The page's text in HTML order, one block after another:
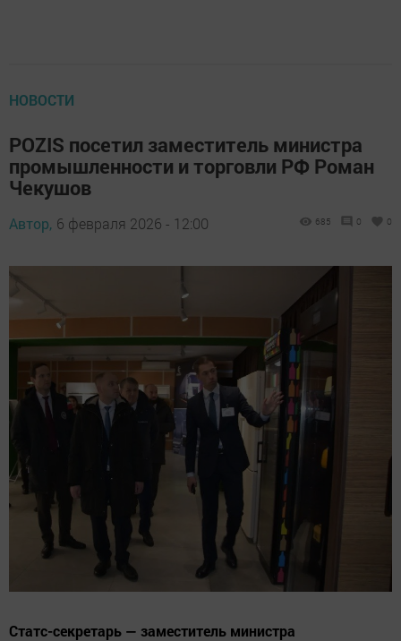
НОВОСТИ
POZIS посетил заместитель министра
промышленности и торговли РФ Роман
Чекушов
Автор, 6 февраля 2026 - 12:00 685 0 0
Статс-секретарь — заместитель министра